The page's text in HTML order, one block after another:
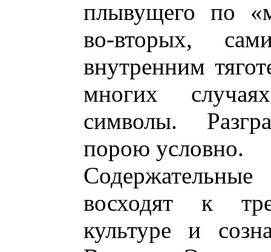
плывущего по
во-вторых,
внутренним
многих
символы.
порою условно.
восходят к
культуре и